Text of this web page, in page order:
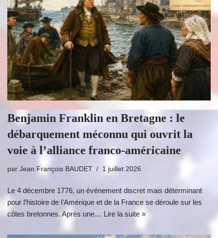
Benjamin Franklin en Bretagne : le
débarquement méconnu qui ouvrit la
voie à l’alliance franco-américaine
par Jean François BAUDET 1 juillet 2026
Le 4 décembre 1776, un événement discret mais déterminant
pour l’histoire de l’Amérique et de la France se déroule sur les
côtes bretonnes. Après une… Lire la suite »